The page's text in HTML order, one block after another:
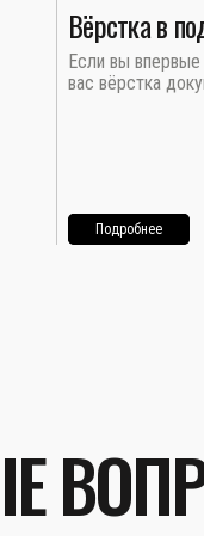
Вёрстка в
Если вы впервые
вас вёрстка
Подробнее